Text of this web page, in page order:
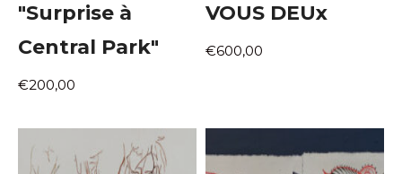
"Surprise à
Central Park"
€200,00
VOUS DEUx
€600,00